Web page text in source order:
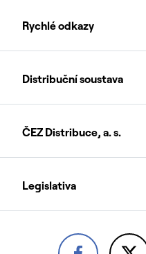
Rychlé odkazy
Distribuční soustava
ČEZ Distribuce, a. s.
Legislativa